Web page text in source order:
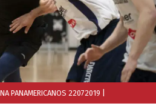
PANAMERICANOS 22072019